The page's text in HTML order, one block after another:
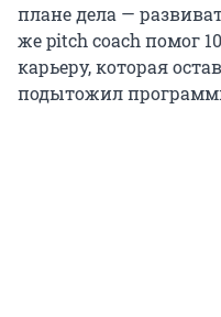
плане дела —
же pitch coach помог
карьеру, которая
подытожил